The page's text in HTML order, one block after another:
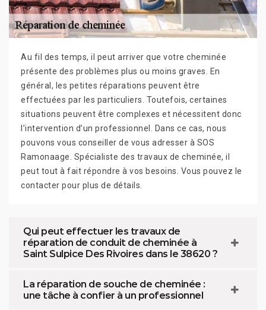
Au fil des temps, il peut arriver que votre cheminée
présente des problèmes plus ou moins graves. En
général, les petites réparations peuvent être
effectuées par les particuliers. Toutefois, certaines
situations peuvent être complexes et nécessitent donc
l’intervention d’un professionnel. Dans ce cas, nous
pouvons vous conseiller de vous adresser à SOS
Ramonaage. Spécialiste des travaux de cheminée, il
peut tout à fait répondre à vos besoins. Vous pouvez le
contacter pour plus de détails.
Qui peut effectuer les travaux de
réparation de conduit de cheminée à
Saint Sulpice Des Rivoires dans le 38620 ?
La réparation de souche de cheminée :
une tâche à confier à un professionnel